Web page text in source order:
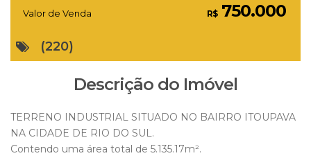
R$750.000
Valor de Venda
(220)
Descrição do Imóvel
TERRENO INDUSTRIAL SITUADO NO BAIRRO ITOUPAVA
NA CIDADE DE RIO DO SUL.
Contendo uma área total de 5.135.17m².